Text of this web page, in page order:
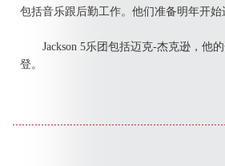
包括音乐跟后勤工作。他们准备明年开始
Jackson 5乐团包括迈克-杰克逊，他
登。